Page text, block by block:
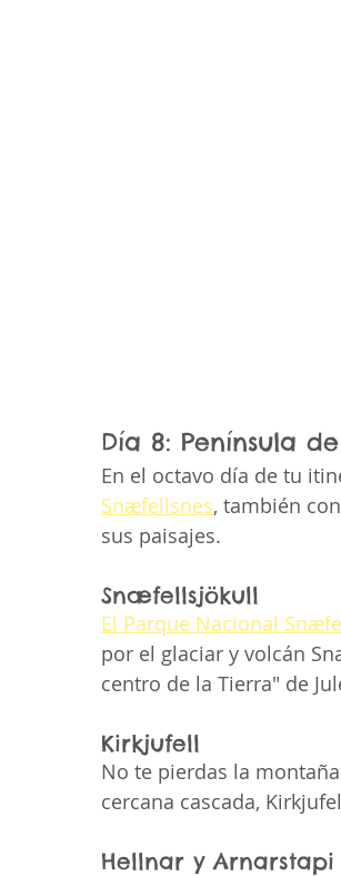
Día 8: Península
En el octavo día de tu
Snæfellsnes, también
sus paisajes.
Snæfellsjökull
El Parque Nacional
por el glaciar y volcán
centro de la Tierra" de
Kirkjufell
No te pierdas la montaña
cercana cascada,
Hellnar y Arnarstapi